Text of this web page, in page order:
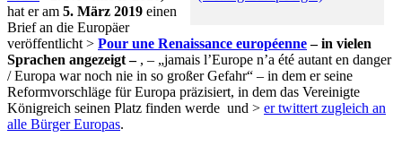
hat er am 5. März 2019 einen
Brief an die Europäer
veröffentlicht > Pour une Renaissance européenne– in vielen
Sprachen angezeigt – , – „jamais l’Europe n’a été autant en danger
/ Europa war noch nie in so großer Gefahr“ – in dem er seine
Reformvorschläge für Europa präzisiert, in dem das Vereinigte
Königreich seinen Platz finden werde und > er twittert zugleich an
alle Bürger Europas.